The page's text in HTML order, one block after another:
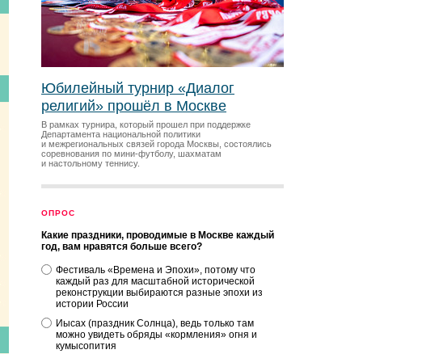
Юбилейный турнир «Диалог
религий» прошёл в Москве
В рамках турнира, который прошел при поддержке
Департамента национальной политики
и межрегиональных связей города Москвы, состоялись
соревнования по мини-футболу, шахматам
и настольному теннису.
ОПРОС
Какие праздники, проводимые в Москве каждый
год, вам нравятся больше всего?
Фестиваль «Времена и Эпохи», потому что
каждый раз для масштабной исторической
реконструкции выбираются разные эпохи из
истории России
Иысах (праздник Солнца), ведь только там
можно увидеть обряды «кормления» огня и
кумысопития